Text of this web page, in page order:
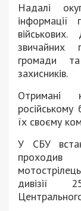
Надалі
інформації
звичайних
громади та
захисників.
Отримані
їх своєму
У СБУ
дивізії